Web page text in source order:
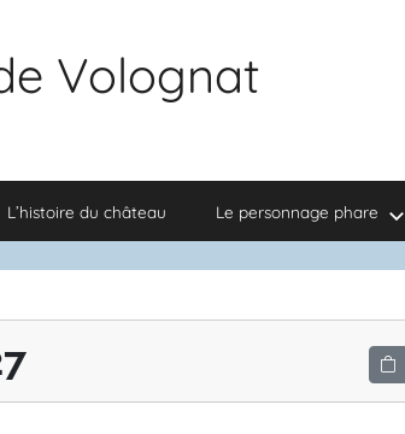
Volognat
L’histoire du château Le personnage phare